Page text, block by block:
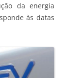
da energia
às datas